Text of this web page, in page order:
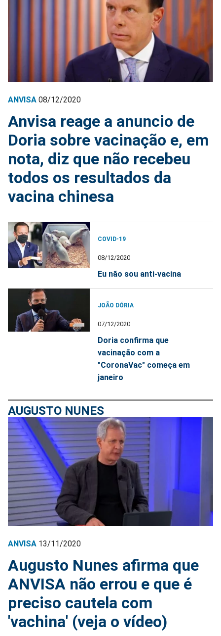
ANVISA 08/12/2020
Anvisa reage a anuncio de
Doria sobre vacinação e, em
nota, diz que não recebeu
todos os resultados da
vacina chinesa
COVID-19
08/12/2020
Eu não sou anti-vacina
JOÃO DÓRIA
07/12/2020
Doria confirma que
vacinação com a
"CoronaVac" começa em
janeiro
AUGUSTO NUNES
ANVISA 13/11/2020
Augusto Nunes afirma que
ANVISA não errou e que é
preciso cautela com
'vachina' (veja o vídeo)